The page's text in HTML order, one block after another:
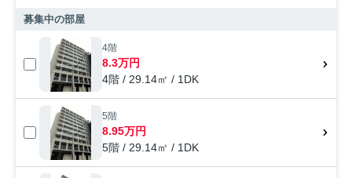
募集中の部屋
4階
8.3万円
4階 / 29.14㎡ / 1DK
5階
8.95万円
5階 / 29.14㎡ / 1DK